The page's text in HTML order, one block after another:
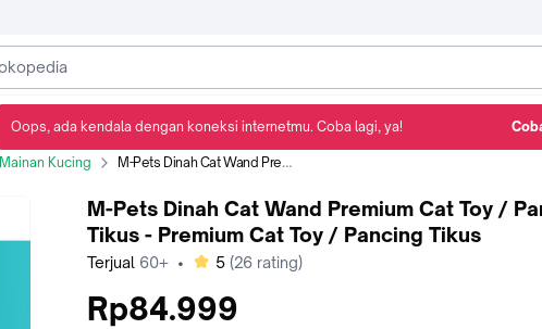
Mainan Kucing M-Pets Dinah Cat Wand Premium Cat Toy / Pancing Tikus - Premium Cat Toy / Pancing Tikus
M-Pets Dinah Cat Wand Premium Cat Toy /
Tikus - Premium Cat Toy / Pancing Tikus
Terjual 60+ • bintang
5 (26 rating)
Rp84.999
Oops, ada kendala dengan koneksi internetmu. Coba lagi, ya!